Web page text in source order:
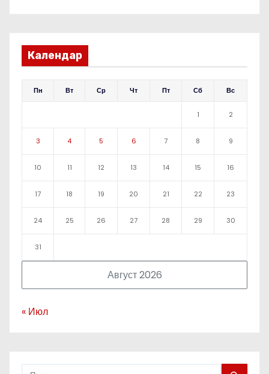
Календар
Август 2026
Пн Вт Ср Чт Пт Сб Вс
1 2
3 4 5 6 7 8 9
10 11 12 13 14 15 16
17 18 19 20 21 22 23
24 25 26 27 28 29 30
31
« Июл